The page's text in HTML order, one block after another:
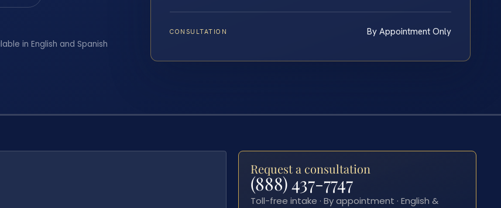
in English and Spanish
CONSULTATION By Appointment Only
Request a consultation
(888) 437-7747
Toll-free intake · By appointment · English &